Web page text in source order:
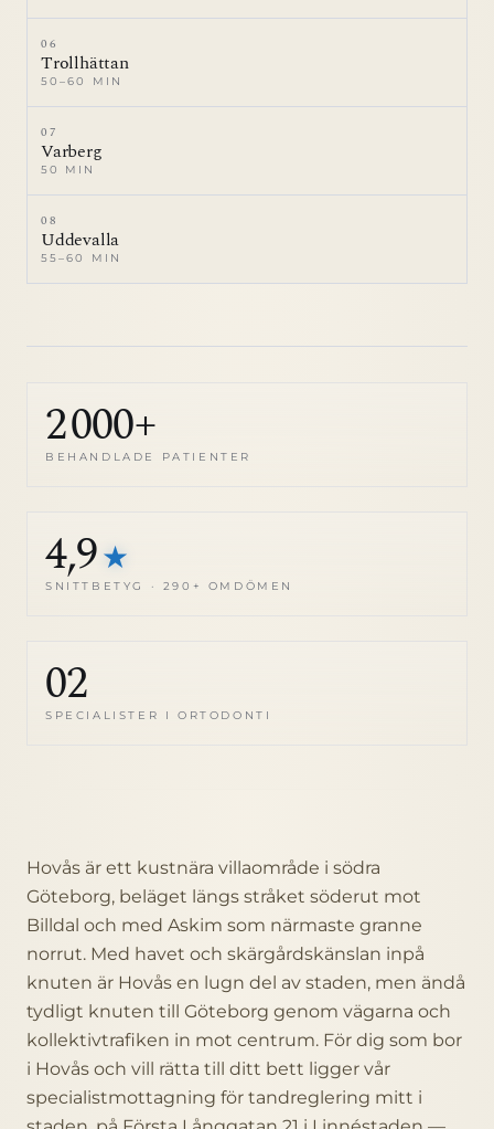
06
Trollhättan
50–60 MIN
07
Varberg
50 MIN
08
Uddevalla
55–60 MIN
2 000+
BEHANDLADE PATIENTER
4,9★
SNITTBETYG · 290+ OMDÖMEN
02
SPECIALISTER I ORTODONTI
Hovås är ett kustnära villaområde i södra
Göteborg, beläget längs stråket söderut mot
Billdal och med Askim som närmaste granne
norrut. Med havet och skärgårdskänslan inpå
knuten är Hovås en lugn del av staden, men ändå
tydligt knuten till Göteborg genom vägarna och
kollektivtrafiken in mot centrum. För dig som bor
i Hovås och vill rätta till ditt bett ligger vår
specialistmottagning för tandreglering mitt i